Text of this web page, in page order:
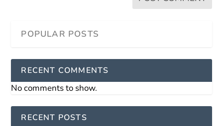
RECENT COMMENTS
No comments to show.
RECENT POSTS